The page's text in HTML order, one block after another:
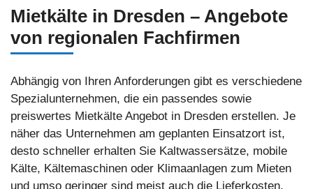
Mietkälte in Dresden – Angebote
von regionalen Fachfirmen
Abhängig von Ihren Anforderungen gibt es verschiedene
Spezialunternehmen, die ein passendes sowie
preiswertes Mietkälte Angebot in Dresden erstellen. Je
näher das Unternehmen am geplanten Einsatzort ist,
desto schneller erhalten Sie Kaltwassersätze, mobile
Kälte, Kältemaschinen oder Klimaanlagen zum Mieten
und umso geringer sind meist auch die Lieferkosten.